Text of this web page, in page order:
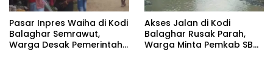
Pasar Inpres Waiha di Kodi
Balaghar Semrawut,
Warga Desak Pemerintah
Akses Jalan di Kodi
Balaghar Rusak Parah,
Warga Minta Pemkab SBD